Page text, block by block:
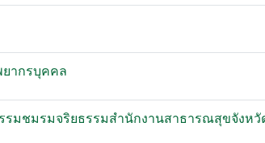
ากรบุคคล
มชมรมจริยธรรมสำนักงานสาธารณสุขจังหวั